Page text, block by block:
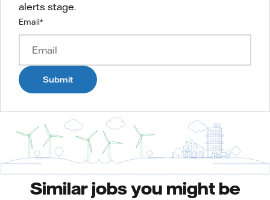
alerts stage.
Email*
Submit
Similar jobs you might be